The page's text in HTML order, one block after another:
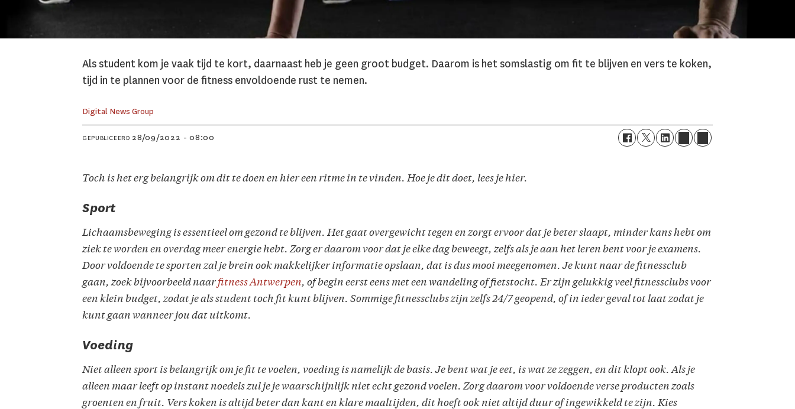
Als student kom je vaak tijd te kort, daarnaast heb je geen groot budget. Daarom is het somslastig om fit te blijven en vers te koken,
tijd in te plannen voor de fitness envoldoende rust te nemen.
Digital News Group
GEPUBLICEERD 28/09/2022 - 08:00
Toch is het erg belangrijk om dit te doen en hier een ritme in te vinden. Hoe je dit doet, lees je hier.
Sport
Lichaamsbeweging is essentieel om gezond te blijven. Het gaat overgewicht tegen en zorgt ervoor dat je beter slaapt, minder kans hebt om
ziek te worden en overdag meer energie hebt. Zorg er daarom voor dat je elke dag beweegt, zelfs als je aan het leren bent voor je examens.
Door voldoende te sporten zal je brein ook makkelijker informatie opslaan, dat is dus mooi meegenomen. Je kunt naar de fitnessclub
gaan, zoek bijvoorbeeld naarfitness Antwerpen, of begin eerst eens met een wandeling of fietstocht. Er zijn gelukkig veel fitnessclubs voor
een klein budget, zodat je als student toch fit kunt blijven. Sommige fitnessclubs zijn zelfs 24/7 geopend, of in ieder geval tot laat zodat je
kunt gaan wanneer jou dat uitkomt.
Voeding
Niet alleen sport is belangrijk om je fit te voelen, voeding is namelijk de basis. Je bent wat je eet, is wat ze zeggen, en dit klopt ook. Als je
alleen maar leeft op instant noedels zul je je waarschijnlijk niet echt gezond voelen. Zorg daarom voor voldoende verse producten zoals
groenten en fruit. Vers koken is altijd beter dan kant en klare maaltijden, dit hoeft ook niet altijd duur of ingewikkeld te zijn. Kies